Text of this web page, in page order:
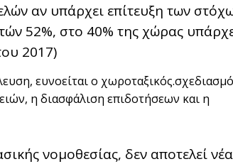
αν υπάρχει επίτευξη των
52%, στο 40% της χώρας
2017)
ευνοείται ο
η διασφάλιση επιδοτήσεων και η
νομοθεσίας, δεν αποτελεί νέα